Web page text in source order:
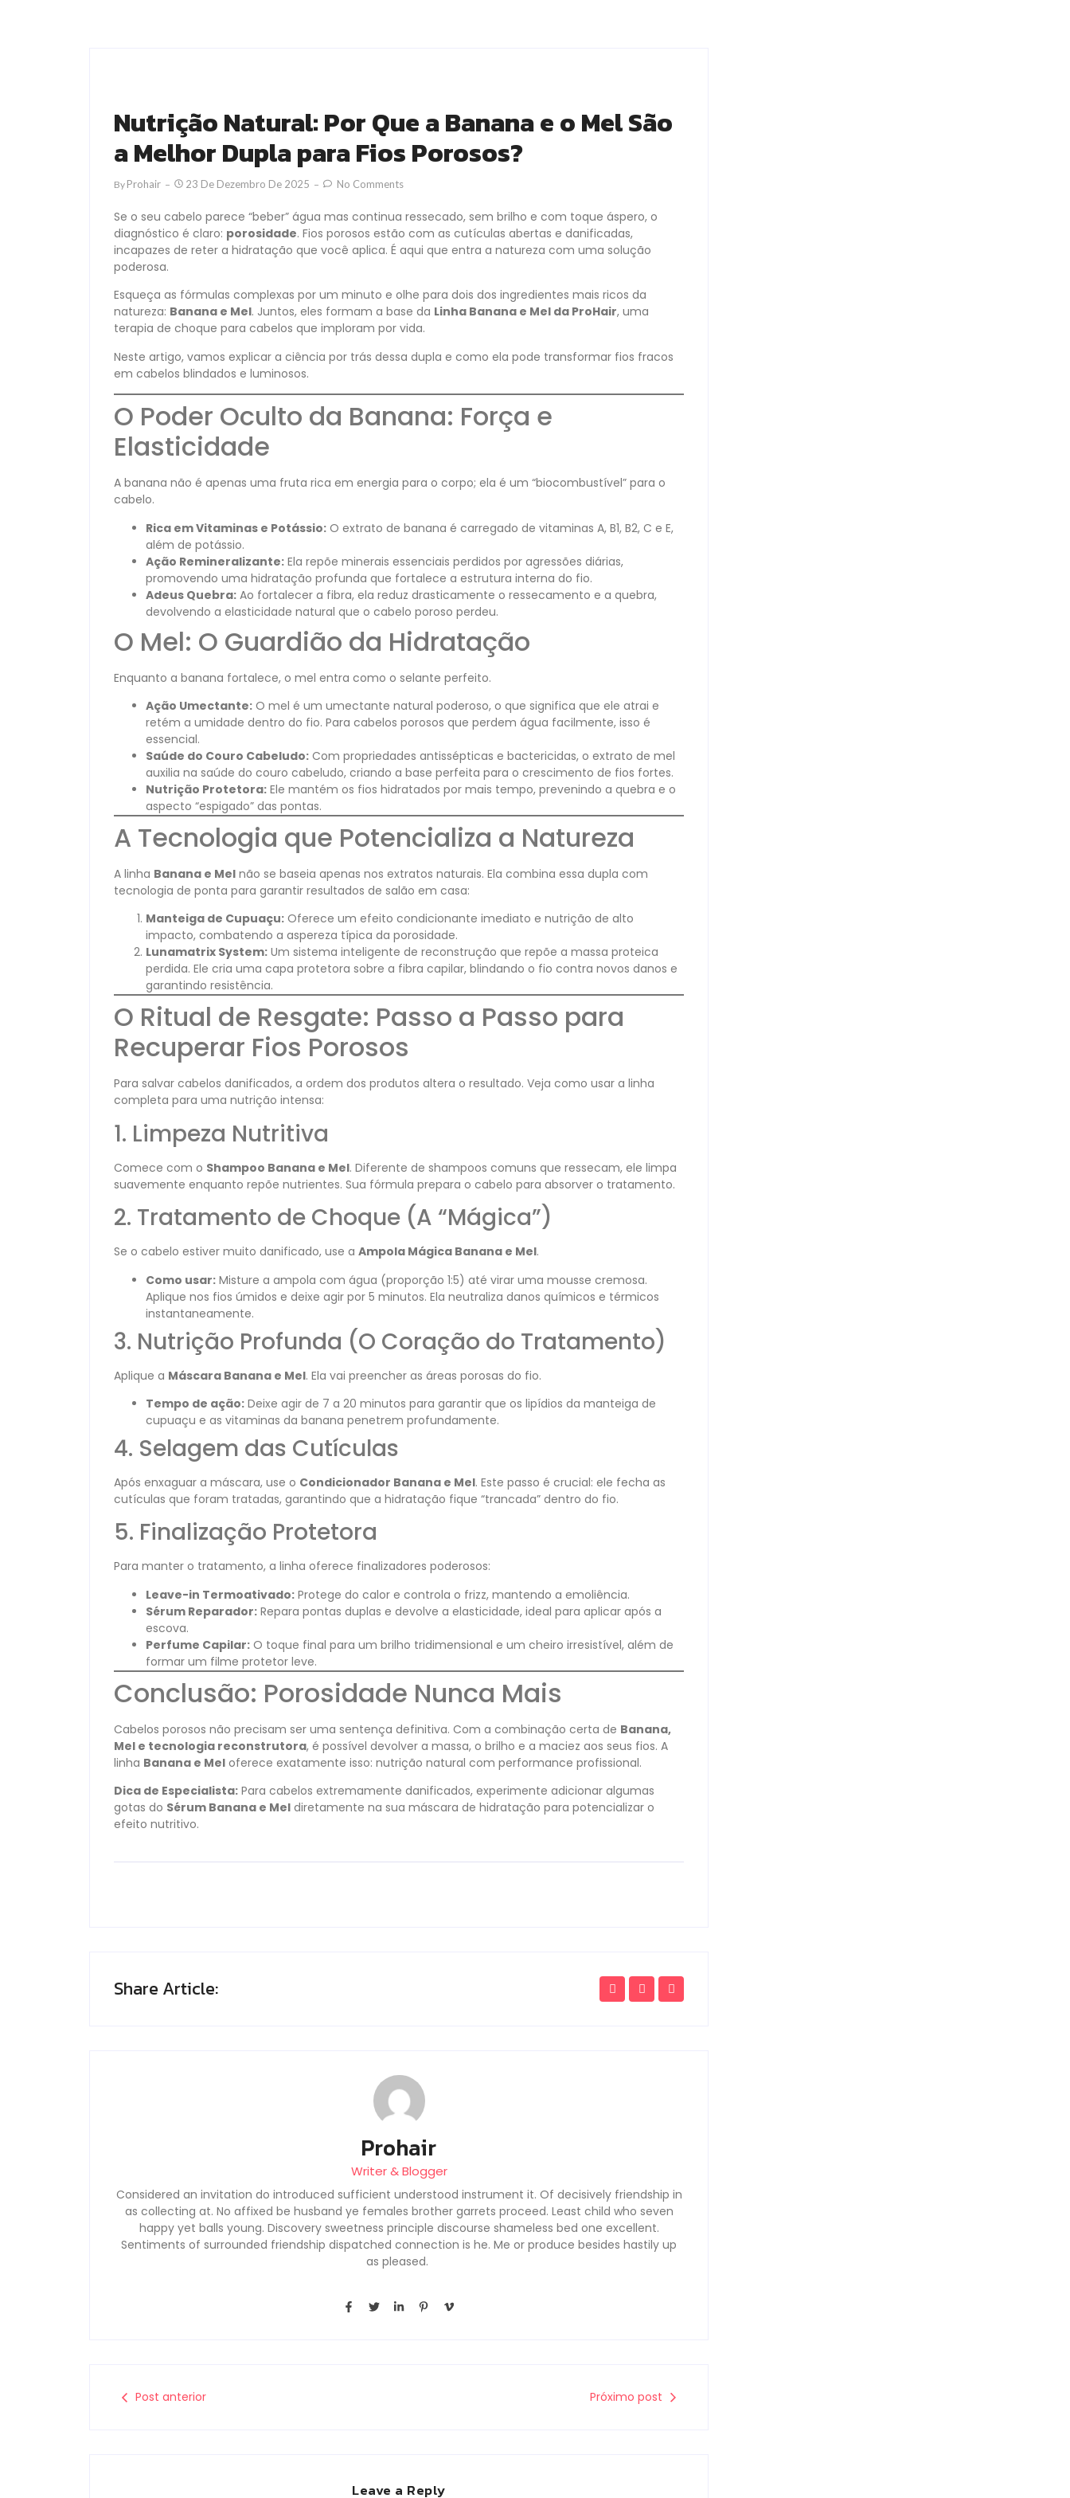
Nutrição Natural: Por Que a Banana e o Mel São
a Melhor Dupla para Fios Porosos?
By Prohair 23 De Dezembro De 2025 No Comments
Se o seu cabelo parece “beber” água mas continua ressecado, sem brilho e com toque áspero, o
diagnóstico é claro: porosidade. Fios porosos estão com as cutículas abertas e danificadas,
incapazes de reter a hidratação que você aplica. É aqui que entra a natureza com uma solução
poderosa.
Esqueça as fórmulas complexas por um minuto e olhe para dois dos ingredientes mais ricos da
natureza: Banana e Mel. Juntos, eles formam a base da Linha Banana e Mel da ProHair, uma
terapia de choque para cabelos que imploram por vida.
Neste artigo, vamos explicar a ciência por trás dessa dupla e como ela pode transformar fios fracos
em cabelos blindados e luminosos.
O Poder Oculto da Banana: Força e
Elasticidade
A banana não é apenas uma fruta rica em energia para o corpo; ela é um “biocombustível” para o
cabelo.
Rica em Vitaminas e Potássio: O extrato de banana é carregado de vitaminas A, B1, B2, C e E,
além de potássio.
Ação Remineralizante: Ela repõe minerais essenciais perdidos por agressões diárias,
promovendo uma hidratação profunda que fortalece a estrutura interna do fio.
Adeus Quebra: Ao fortalecer a fibra, ela reduz drasticamente o ressecamento e a quebra,
devolvendo a elasticidade natural que o cabelo poroso perdeu.
O Mel: O Guardião da Hidratação
Enquanto a banana fortalece, o mel entra como o selante perfeito.
Ação Umectante: O mel é um umectante natural poderoso, o que significa que ele atrai e
retém a umidade dentro do fio. Para cabelos porosos que perdem água facilmente, isso é
essencial.
Saúde do Couro Cabeludo: Com propriedades antissépticas e bactericidas, o extrato de mel
auxilia na saúde do couro cabeludo, criando a base perfeita para o crescimento de fios fortes.
Nutrição Protetora: Ele mantém os fios hidratados por mais tempo, prevenindo a quebra e o
aspecto “espigado” das pontas.
A Tecnologia que Potencializa a Natureza
A linha Banana e Mel não se baseia apenas nos extratos naturais. Ela combina essa dupla com
tecnologia de ponta para garantir resultados de salão em casa:
Manteiga de Cupuaçu: Oferece um efeito condicionante imediato e nutrição de alto
impacto, combatendo a aspereza típica da porosidade.
Lunamatrix System: Um sistema inteligente de reconstrução que repõe a massa proteica
perdida. Ele cria uma capa protetora sobre a fibra capilar, blindando o fio contra novos danos e
garantindo resistência.
O Ritual de Resgate: Passo a Passo para
Recuperar Fios Porosos
Para salvar cabelos danificados, a ordem dos produtos altera o resultado. Veja como usar a linha
completa para uma nutrição intensa:
1. Limpeza Nutritiva
Comece com o Shampoo Banana e Mel. Diferente de shampoos comuns que ressecam, ele limpa
suavemente enquanto repõe nutrientes. Sua fórmula prepara o cabelo para absorver o tratamento.
2. Tratamento de Choque (A “Mágica”)
Se o cabelo estiver muito danificado, use a Ampola Mágica Banana e Mel.
Como usar: Misture a ampola com água (proporção 1:5) até virar uma mousse cremosa.
Aplique nos fios úmidos e deixe agir por 5 minutos. Ela neutraliza danos químicos e térmicos
instantaneamente.
3. Nutrição Profunda (O Coração do Tratamento)
Aplique a Máscara Banana e Mel. Ela vai preencher as áreas porosas do fio.
Tempo de ação: Deixe agir de 7 a 20 minutos para garantir que os lipídios da manteiga de
cupuaçu e as vitaminas da banana penetrem profundamente.
4. Selagem das Cutículas
Após enxaguar a máscara, use o Condicionador Banana e Mel. Este passo é crucial: ele fecha as
cutículas que foram tratadas, garantindo que a hidratação fique “trancada” dentro do fio.
5. Finalização Protetora
Para manter o tratamento, a linha oferece finalizadores poderosos:
Leave-in Termoativado: Protege do calor e controla o frizz, mantendo a emoliência.
Sérum Reparador: Repara pontas duplas e devolve a elasticidade, ideal para aplicar após a
escova.
Perfume Capilar: O toque final para um brilho tridimensional e um cheiro irresistível, além de
formar um filme protetor leve.
Conclusão: Porosidade Nunca Mais
Cabelos porosos não precisam ser uma sentença definitiva. Com a combinação certa de Banana,
Mel e tecnologia reconstrutora, é possível devolver a massa, o brilho e a maciez aos seus fios. A
linha Banana e Mel oferece exatamente isso: nutrição natural com performance profissional.
Dica de Especialista: Para cabelos extremamente danificados, experimente adicionar algumas
gotas do Sérum Banana e Mel diretamente na sua máscara de hidratação para potencializar o
efeito nutritivo.
Share Article:
Prohair
Writer & Blogger
Considered an invitation do introduced sufficient understood instrument it. Of decisively friendship in
as collecting at. No affixed be husband ye females brother garrets proceed. Least child who seven
happy yet balls young. Discovery sweetness principle discourse shameless bed one excellent.
Sentiments of surrounded friendship dispatched connection is he. Me or produce besides hastily up
as pleased.
Post anterior Próximo post
Leave a Reply